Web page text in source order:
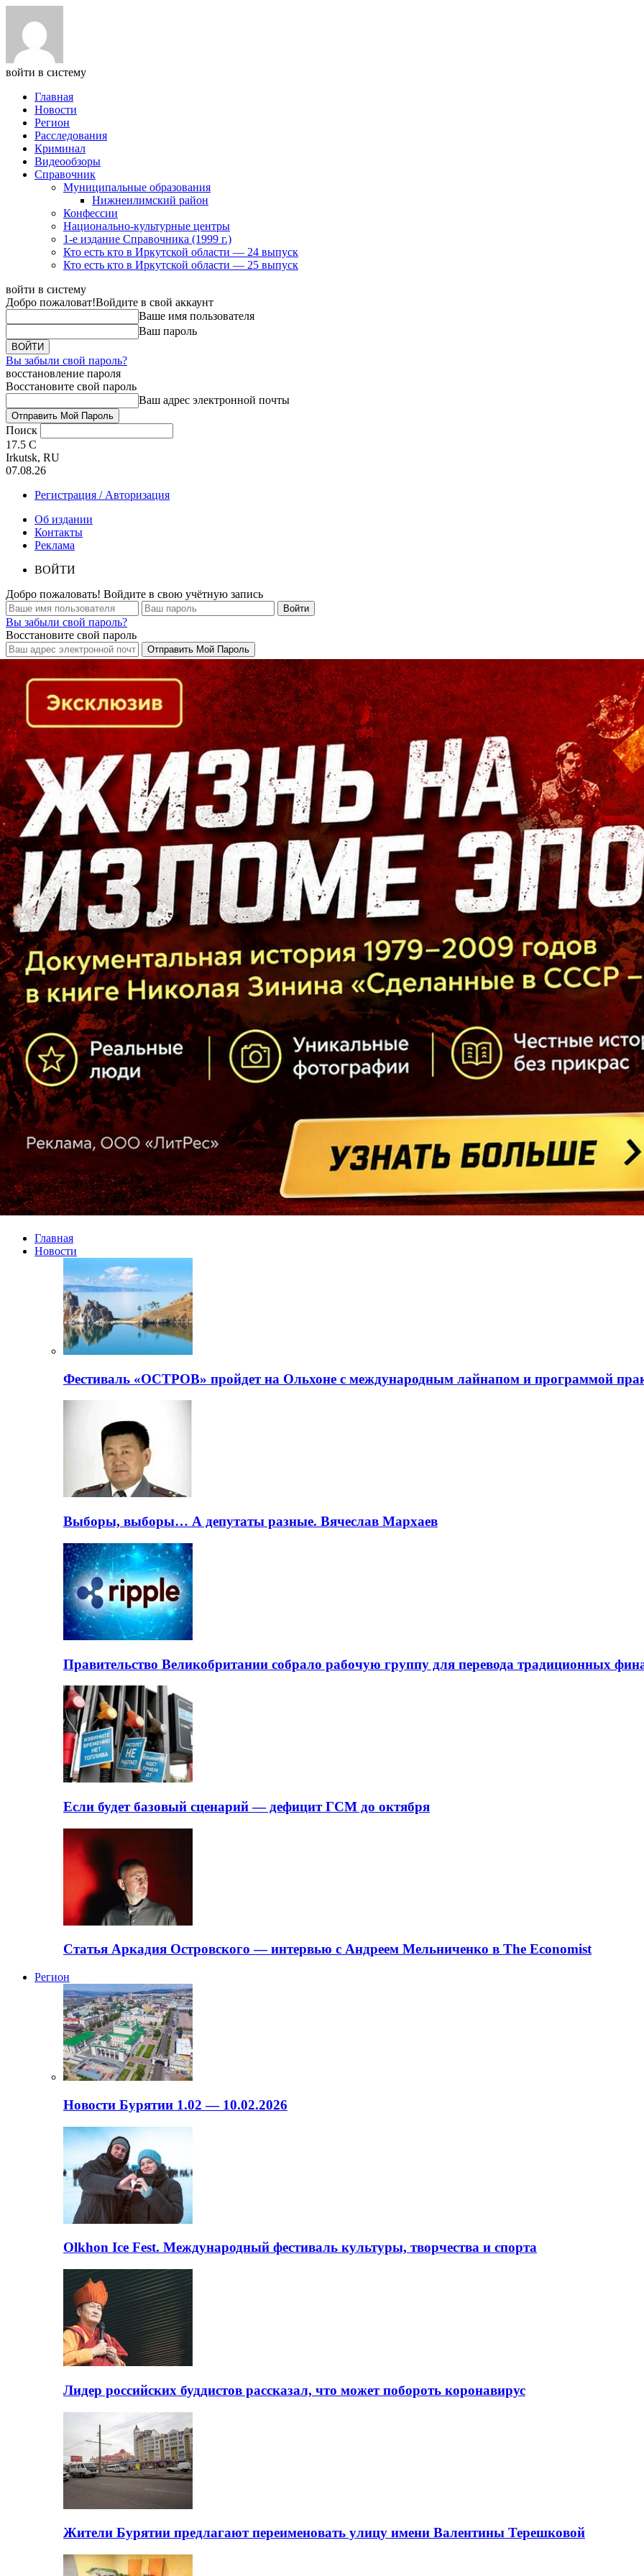
войти в систему
Главная
Новости
Регион
Расследования
Криминал
Видеообзоры
Справочник
Муниципальные образования
Нижнеилимский район
Конфессии
Национально-культурные центры
1-е издание Справочника (1999 г.)
Кто есть кто в Иркутской области — 24 выпуск
Кто есть кто в Иркутской области — 25 выпуск
войти в систему
Добро пожаловат!Войдите в свой аккаунт
Ваше имя пользователя
Ваш пароль
Вы забыли свой пароль?
восстановление пароля
Восстановите свой пароль
Ваш адрес электронной почты
Поиск
17.5 C
Irkutsk, RU
07.08.26
Регистрация / Авторизация
Об издании
Контакты
Реклама
ВОЙТИ
Добро пожаловать! Войдите в свою учётную запись
Вы забыли свой пароль?
Восстановите свой пароль
Кто есть кто в Байкальском регионе
Главная
Новости
Фестиваль «ОСТРОВ» пройдет на Ольхоне с международным лайнапом и программой
Выборы, выборы… А депутаты разные. Вячеслав Мархаев
Правительство Великобритании собрало рабочую группу для перевода традиционных
Если будет базовый сценарий — дефицит ГСМ до октября
Статья Аркадия Островского — интервью с Андреем Мельниченко в The Economist
Регион
Новости Бурятии 1.02 — 10.02.2026
Olkhon Ice Fest. Международный фестиваль культуры, творчества и спорта
Лидер российских буддистов рассказал, что может побороть коронавирус
Жители Бурятии предлагают переименовать улицу имени Валентины Терешковой